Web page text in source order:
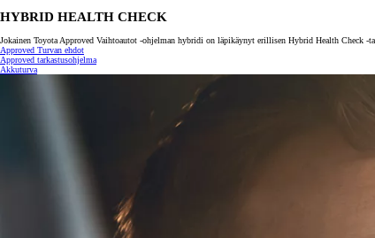
Alkaen
tai kuukausierä
HYBRID HEALTH CHECK
Jokainen Toyota Approved Vaihtoautot -ohjelman hybridi on läpikäynyt erillisen Hybrid Health Check
Approved Turvan ehdot
Approved tarkastusohjelma
Akkuturva